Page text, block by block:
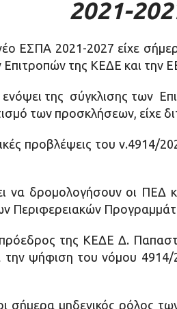
2021-
ΕΣΠΑ 2021-2027 είχε
της ΚΕΔΕ και την
της σύγκλισης των
των προσκλήσεων, είχε
προβλέψεις του ν.4914/
να δρομολογήσουν οι ΠΕΔ
Περιφερειακών
της ΚΕΔΕ Δ.
ψήφιση του νόμου
σήμερα μηδενικός